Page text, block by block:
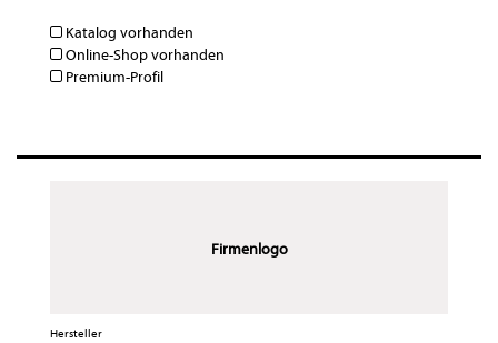
Katalog vorhanden
Online-Shop vorhanden
Premium-Profil
Firmenlogo
Hersteller